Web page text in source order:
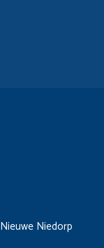
Nieuwe Niedorp